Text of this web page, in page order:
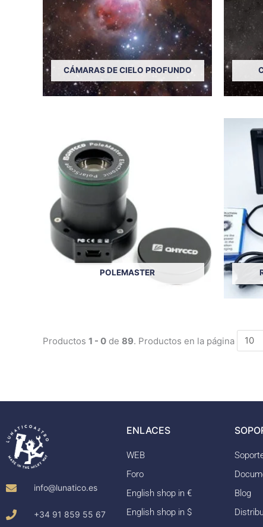
CÁMARAS DE CIELO PROFUNDO
POLEMASTER
Productos 1 - 0 de 89. Productos en la página
info@lunatico.es
+34 91 859 55 67
ENLACES
WEB
Foro
English shop in €
English shop in $
Blog